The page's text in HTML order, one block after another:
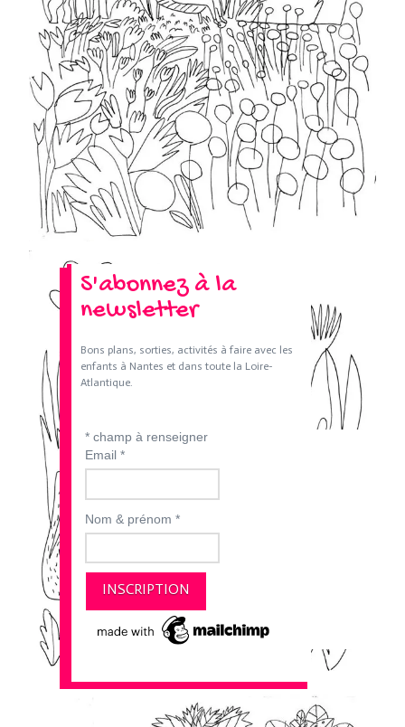
S'abonnez à la
newsletter
Bons plans, sorties, activités à faire avec les
enfants à Nantes et dans toute la Loire-
Atlantique.
* champ à renseigner
Email *
Nom & prénom *